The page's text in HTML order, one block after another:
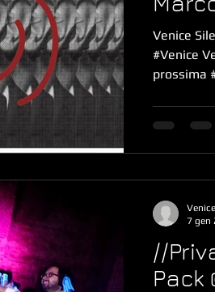
Venice
#Venice
prossima
//
Pack
7 gen